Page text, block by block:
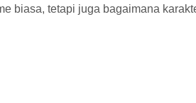
biasa, tetapi juga bagaimana